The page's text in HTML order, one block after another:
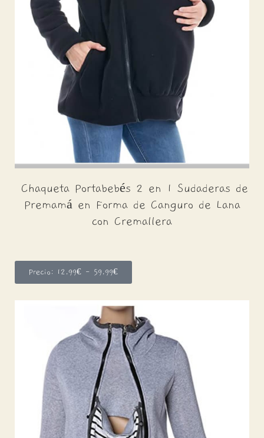
Chaqueta Portabebés 2 en 1 Sudaderas de
Premamá en Forma de Canguro de Lana
con Cremallera
Precio: 12,99€ - 59,99€